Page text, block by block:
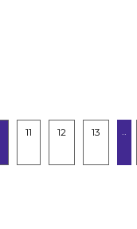
11 12 13